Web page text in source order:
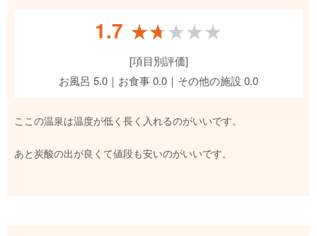
1.7 ★★★★★
★★★★★
[項目別評価]
お風呂 5.0｜お食事 0.0｜その他の施設 0.0
ここの温泉は温度が低く長く入れるのがいいです。
あと炭酸の出が良くて値段も安いのがいいです。